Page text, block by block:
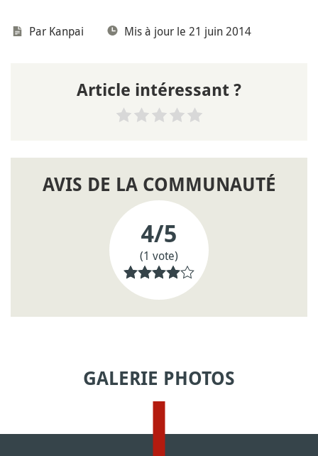
Par Kanpai Mis à jour le 21 juin 2014
Article intéressant ?
AVIS DE LA COMMUNAUTÉ
4/5
(1 vote)
GALERIE PHOTOS